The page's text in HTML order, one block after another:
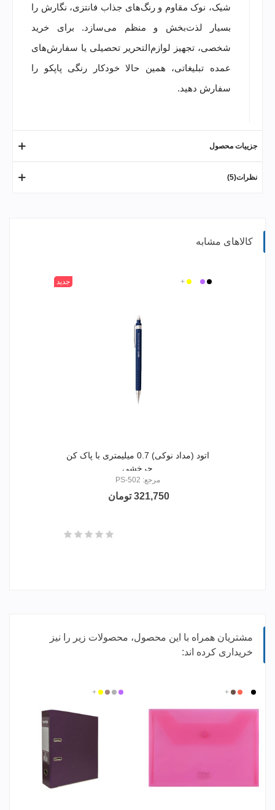
شیک، نوک مقاوم و رنگ‌های جذاب فانتزی، نگارش را
بسیار لذت‌بخش و منظم می‌سازد. برای خرید
شخصی، تجهیز لوازم‌التحریر تحصیلی یا سفارش‌های
عمده تبلیغاتی، همین حالا خودکار رنگی پاپکو را
سفارش دهید.
جزییات محصول
نظرات(5)
کالاهای مشابه
مشکیبنفشسفید
زرد+ جدید
اتود (مداد نوکی) 0.7 میلیمتری با پاک کن
چرخشی
مرجع: PS-502
321,750 تومان
مشتریان همراه با این محصول، محصولات زیر را نیز
خریداری کرده اند:
مشکی
بیقرمز
قهوه
+ بنفش
نقرهگلبهی
زرد+